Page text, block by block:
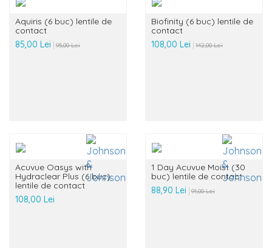
Aquiris (6 buc) lentile de
contact
85,00 Lei
95,00 Lei
Biofinity (6 buc) lentile de
contact
108,00 Lei
142,00 Lei
Acuvue Oasys with
Hydraclear Plus (6 buc)
lentile de contact
108,00 Lei
1 Day Acuvue Moist (30
buc) lentile de contact
88,90 Lei
91,00 Lei